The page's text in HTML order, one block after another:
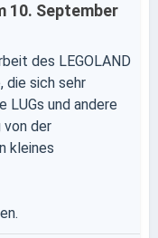
10. September
des LEGOLAND
die sich sehr
LUGs und andere
von der
kleines